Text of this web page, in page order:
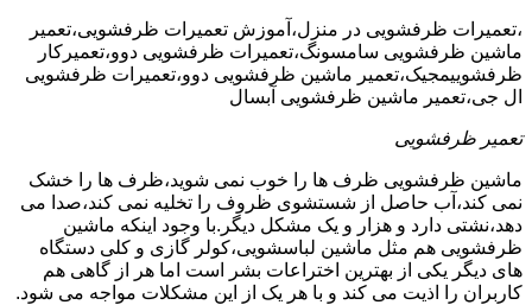
،تعمیرات ظرفشویی در منزل،آموزش تعمیرات ظرفشویی،تعمیر
ماشین ظرفشویی سامسونگ،تعمیرات ظرفشویی دوو،تعمیرکار
ظرفشوییمجیک،تعمیر ماشین ظرفشویی دوو،تعمیرات ظرفشویی
ال جی،تعمیر ماشین ظرفشویی آبسال
تعمیر ظرفشویی
ماشین ظرفشویی ظرف ها را خوب نمی شوید،ظرف ها را خشک
نمی کند،آب حاصل از شستشوی ظروف را تخلیه نمی کند،صدا می
دهد،نشتی دارد و هزار و یک مشکل دیگر.با وجود اینکه ماشین
ظرفشویی هم مثل ماشین لباسشویی،کولر گازی و کلی دستگاه
های دیگر یکی از بهترین اختراعات بشر است اما هر از گاهی هم
کاربران را اذیت می کند و با هر یک از این مشکلات مواجه می شود.